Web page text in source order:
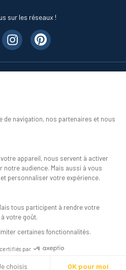
de navigation, nos partenaires et nous
appareil, nous servent à activer
audience. Mais aussi à vous
personnaliser votre expérience.
tous participent à rendre votre
votre goût.
certaines fonctionnalités.
par
choisis OK pour moi
sur les réseaux !
légales
de vente